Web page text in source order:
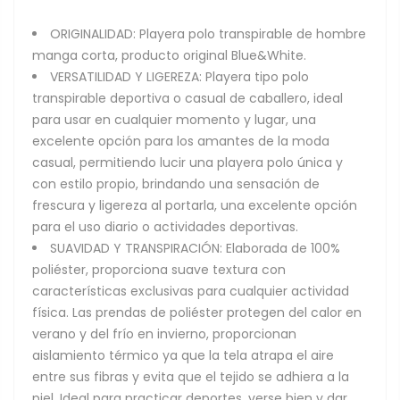
ORIGINALIDAD: Playera polo transpirable de hombre
manga corta, producto original Blue&White.
VERSATILIDAD Y LIGEREZA: Playera tipo polo
transpirable deportiva o casual de caballero, ideal
para usar en cualquier momento y lugar, una
excelente opción para los amantes de la moda
casual, permitiendo lucir una playera polo única y
con estilo propio, brindando una sensación de
frescura y ligereza al portarla, una excelente opción
para el uso diario o actividades deportivas.
SUAVIDAD Y TRANSPIRACIÓN: Elaborada de 100%
poliéster, proporciona suave textura con
características exclusivas para cualquier actividad
física. Las prendas de poliéster protegen del calor en
verano y del frío en invierno, proporcionan
aislamiento térmico ya que la tela atrapa el aire
entre sus fibras y evita que el tejido se adhiera a la